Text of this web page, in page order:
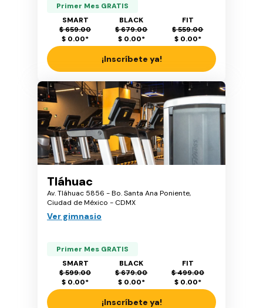
Primer Mes GRATIS
SMART
$ 659.00
$ 0.00*
BLACK
$ 679.00
$ 0.00*
FIT
$ 559.00
$ 0.00*
¡Inscríbete ya!
Tláhuac
Av. Tláhuac 5856 - Bo. Santa Ana Poniente,
Ciudad de México - CDMX
Ver gimnasio
Primer Mes GRATIS
SMART
$ 599.00
$ 0.00*
BLACK
$ 679.00
$ 0.00*
FIT
$ 499.00
$ 0.00*
¡Inscríbete ya!